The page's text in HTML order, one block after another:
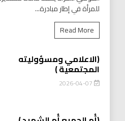
للمرأة في إطار مبادرة...
Read More
(الاعلامي ومسؤوليته
المجتمعية )
2026-04-07